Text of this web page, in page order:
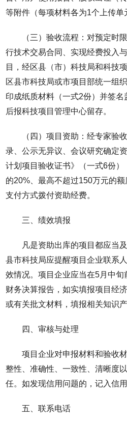
等附件（每项材料各为1个上传单
（三）验收流程：对预定时
行技术交易合同、实现经费投入
目，经区县（市）科技局和科技
区县市科技局或市项目部统一组
印成纸质材料（一式2份）并签
后报科技项目管理中心留存。
（四）项目资助：经专家验
录、公示无异议、会议研究确定
计划项目验收证书》（一式6份
的20%、最高不超过150万元的
支付方式拨付资助经费。
三、绩效填报
凡是资助出库的项目都应当
县市科技局应提醒项目企业联系
效情况。项目企业应当在5月中
财务决算报告，如实填报项目经
或有关批文材料，填报相关知识产
四、审核与处理
项目企业对申报材料和验收
整性、准确性、一致性、清晰度
任。如发现信用问题的，记入信
五、联系电话